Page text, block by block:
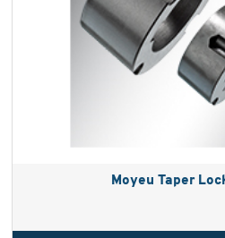
Moyeu Taper